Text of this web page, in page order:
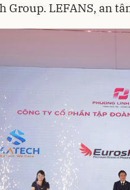
Group. LEFANS, an